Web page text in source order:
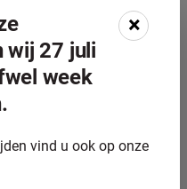
belast, is dit een
gemaakt.
aantrekkelijk bij assen
levertijd hebben, of
kostbaar is om te
maat zijn gemaakt, zijn
dan opnieuw te
wij 27 juli
week
×
vind u ook op onze